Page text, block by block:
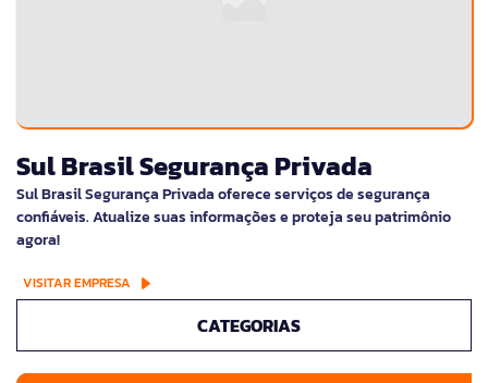
Sul Brasil Segurança Privada
Sul Brasil Segurança Privada oferece serviços de segurança
confiáveis. Atualize suas informações e proteja seu patrimônio
agora!
VISITAR EMPRESA
CATEGORIAS